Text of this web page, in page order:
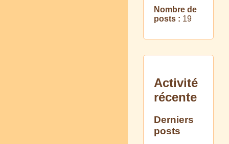
Nombre de
posts : 19
Activité
récente
Derniers
posts